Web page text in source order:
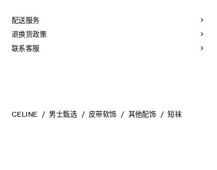
配送服务
退换货政策
联系客服
CELINE 男士甄选 皮带软饰 其他配饰 短袜